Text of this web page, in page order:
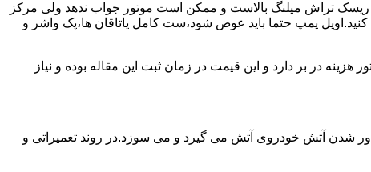
کرد ریسک تراش میلنگ بالاست و ممکن است موتور جواب ندهد ولی مرکز
کنید.اویل پمپ حتما باید عوض شود،ست کامل یاتاقان ها،پک واشر و
بین 17 ملیون تا سی ملیون بسته به شدت تخریب موتور هزینه در بر دارد و این قیمت در زمان ثبت این مقاله بوده و نیاز
ور شدن آتش خودروی آتش می گیرد و می سوزد.در روند تعمیراتی و